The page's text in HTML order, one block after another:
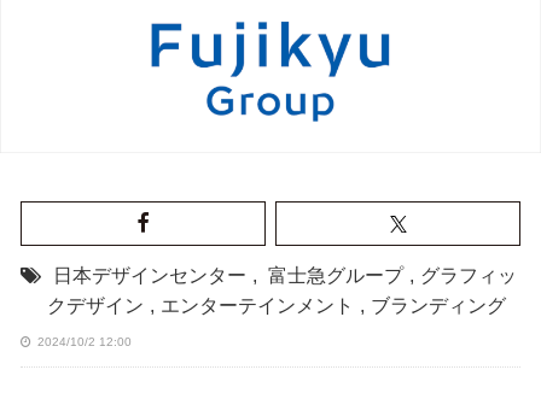
日本デザインセンター , 富士急グループ , グラフィッ
クデザイン , エンターテインメント , ブランディング
2024/10/2 12:00